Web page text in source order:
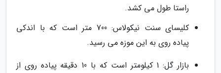
راستا طول می کشد.
کلیسای سنت نیکولاس: 700 متر است که با اندکی
پیاده روی به این موزه می رسید.
بازار گل: 1 کیلومتر است که با 10 دقیقه پیاده روی از